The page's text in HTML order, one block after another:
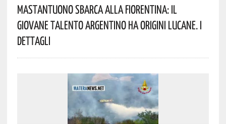
Mastantuono Sbarca Alla Fiorentina: Il
Giovane Talento Argentino Ha Origini Lucane. I
Dettagli